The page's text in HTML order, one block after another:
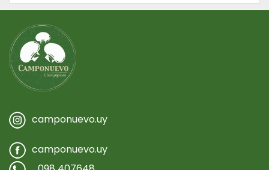
camponuevo.uy
camponuevo.uy